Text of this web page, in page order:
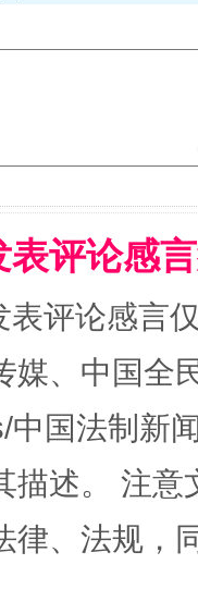
如何以
评论感
表评论感言
媒、中国全
中国法制新
描述。 注
律、法规，